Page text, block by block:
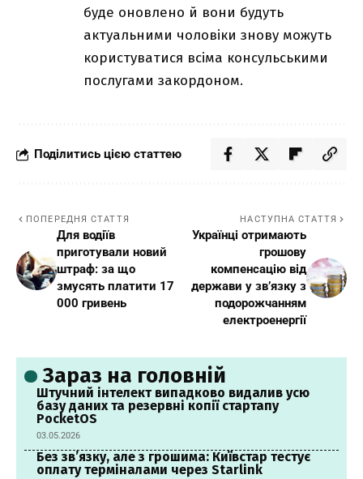
буде оновлено й вони будуть
актуальними чоловіки знову можуть
користуватися всіма консульськими
послугами закордоном.
Поділитись цією статтею
ПОПЕРЕДНЯ СТАТТЯ
Для водіїв
приготували новий
штраф: за що
змусять платити 17
000 гривень
НАСТУПНА СТАТТЯ
Українці отримають
грошову
компенсацію від
держави у зв’язку з
подорожчанням
електроенергії
Зараз на головній
Штучний інтелект випадково видалив усю
базу даних та резервні копії стартапу
PocketOS
03.05.2026
Без зв’язку, але з грошима: Київстар тестує
оплату терміналами через Starlink